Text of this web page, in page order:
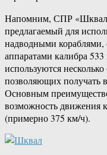
Напомним, СПР «Шквал»
предлагаемый для
надводными
аппаратами калибра
используются
позволяющих получать
Основным
возможность движения
(примерно 375 км/ч).